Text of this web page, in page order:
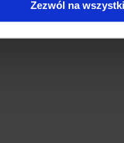
Zezwól na